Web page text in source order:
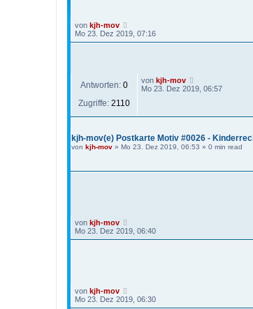
von kjh-mov
Mo 23. Dez 2019, 07:16
Antworten: 0
Zugriffe: 2110
von kjh-mov
Mo 23. Dez 2019, 06:57
kjh-mov(e) Postkarte Motiv #0026 -
von kjh-mov » Mo 23. Dez 2019, 06:53 » 0 min read
von kjh-mov
Mo 23. Dez 2019, 06:40
von kjh-mov
Mo 23. Dez 2019, 06:30